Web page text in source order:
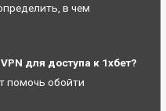
в чем
для доступа к 1хбет?
помочь обойти